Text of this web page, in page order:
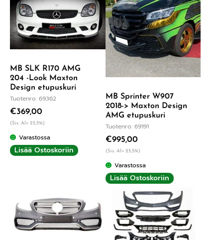
MB SLK R170 AMG
204 -Look Maxton
Design etupuskuri
Tuotenro: 69362
€369,00
(Sis. Alv 25,5%)
Varastossa
Lisää Ostoskoriin
MB Sprinter W907
2018-> Maxton Design
AMG etupuskuri
Tuotenro: 69191
€995,00
(Sis. Alv 25,5%)
Varastossa
Lisää Ostoskoriin